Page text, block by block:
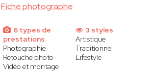
Fiche photographe
6 types de
prestations
Photographie
Retouche photo
Vidéo et montage
3 styles
Artistique
Traditionnel
Lifestyle